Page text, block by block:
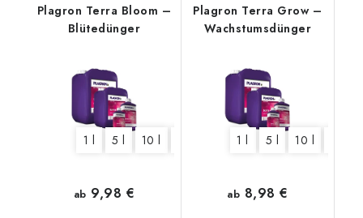
Plagron Terra Bloom –
Blütedünger
1 l 5 l 10 l
ab 9,98 €
Plagron Terra Grow –
Wachstumsdünger
1 l 5 l 10 l
ab 8,98 €